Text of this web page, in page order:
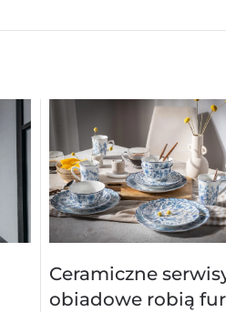
Ceramiczne
obiadowe robią